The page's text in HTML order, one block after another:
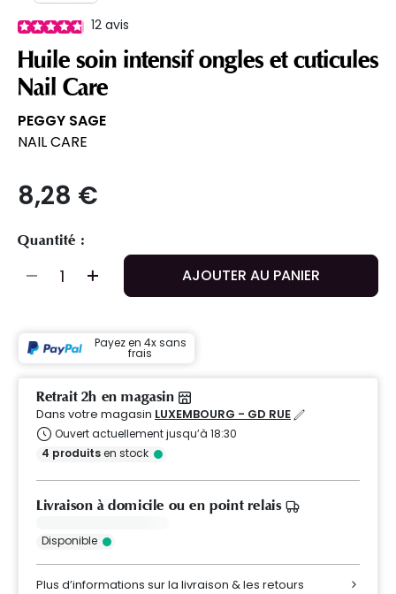
12 avis
Huile soin intensif ongles et cuticules
Nail Care
PEGGY SAGE
NAIL CARE
8,28 €
Quantité :
AJOUTER AU PANIER
Payez en 4x sans
frais
Retrait 2h en magasin
Dans votre magasin LUXEMBOURG - GD RUE
Ouvert actuellement jusqu’à 18:30
4 produitsen stock
Livraison à domicile ou en point relais
Disponible
Plus d’informations sur la livraison & les retours